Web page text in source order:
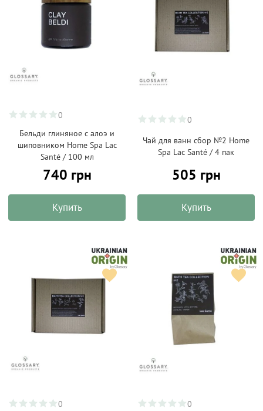
0
Бельди глиняное с алоэ и
шиповником Home Spa Lac
Santé / 100 мл
740 грн
Купить
0
Чай для ванн сбор №2 Home
Spa Lac Santé / 4 пак
505 грн
Купить
0
0